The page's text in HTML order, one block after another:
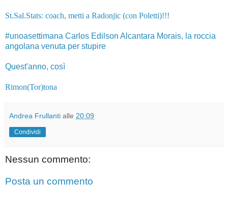
St.Sal.Stats: coach, metti a Radonjic (con Poletti)!!!
#unoasettimana Carlos Edilson Alcantara Morais, la roccia
angolana venuta per stupire
Quest'anno, così
Rimon(Tor)tona
Andrea Frullanti alle 20:09
Condividi
Nessun commento:
Posta un commento